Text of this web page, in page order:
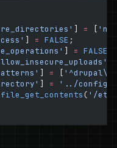
] = [
] = FALSE ;
] = FALSE
] = [
] =
'../config/
file_get_contents( '/etc/